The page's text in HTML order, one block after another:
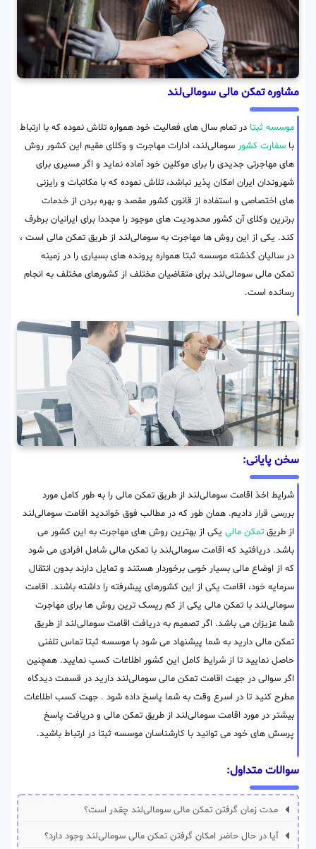
مشاوره تمکن مالی سومالی‌لند
موسسه ثبتا در تمام سال های فعالیت خود همواره تلاش نموده که با ارتباط
با سفارت کشور سومالی‌لند، ادارات مهاجرت و وکلای مقیم این کشور روش
های مهاجرتی جدیدی را برای موکلین خود آماده نماید و اگر مسیری برای
شهروندان ایران امکان پذیر نباشد، تلاش نموده که با مکاتبات و رایزنی
های اختصاصی و استفاده از قانون کشور مقصد و بهره بردن از خدمات
برترین وکلای آن کشور محدودیت های موجود را مجددا برای ایرانیان برطرف
کند. یکی از این روش ها مهاجرت به سومالی‌لند از طریق تمکن مالی است ،
در سالیان گذشته موسسه ثبتا همواره پرونده های بسیاری را در زمینه
تمکن مالی سومالی‌لند برای متقاضیان مختلف از کشورهای مختلف به انجام
رسانده است.
سخن پایانی:
شرایط اخذ اقامت سومالی‌لند از طریق تمکن مالی را به طور کامل مورد
بررسی قرار دادیم. همان طور که در مطالب فوق خواندید اقامت سومالی‌لند
از طریق تمکن مالی یکی از بهترین روش های مهاجرت به این کشور می
باشد. دریافتید که اقامت سومالی‌لند با تمکن مالی شامل افرادی می شود
که از اوضاع مالی بسیار خوبی برخوردار هستند و تمایل دارند بدون انتقال
سرمایه خود، اقامت یکی از این کشورهای پیشرفته را داشته باشند. اقامت
سومالی‌لند با تمکن مالی یکی از کم ریسک ترین روش ها برای مهاجرت
شما عزیزان می باشد. اگر تصمیم به دریافت اقامت سومالی‌لند از طریق
تمکن مالی دارید به شما پیشنهاد می شود با موسسه ثبتا تماس تلفنی
حاصل نمایید تا از شرایط کامل این کشور اطلاعات کسب نمایید. همچنین
اگر سوالی در جهت اقامت تمکن مالی سومالی‌لند دارید در قسمت دیدگاه
مطرح کنید تا در اسرع وقت به شما پاسخ داده شود . جهت کسب اطلاعات
بیشتر در مورد اقامت سومالی‌لند از طریق تمکن مالی و دریافت پاسخ
پرسش های خود می توانید با کارشناسان موسسه ثبتا در ارتباط باشید.
سوالات متداول:
مدت زمان گرفتن تمکن مالی سومالی‌لند چقدر است؟
آیا در حال حاضر امکان گرفتن تمکن مالی سومالی‌لند وجود دارد؟